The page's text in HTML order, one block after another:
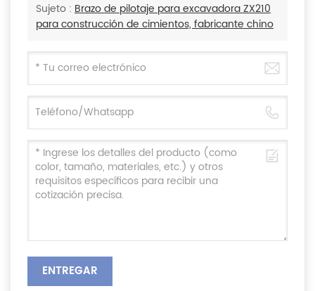
Sujeto : Brazo de pilotaje para excavadora ZX210
para construcción de cimientos, fabricante chino
ENTREGAR